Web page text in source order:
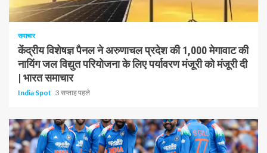
1 न्यूनतम पढ़ा
समाचार
केंद्रीय विशेषज्ञ पैनल ने अरुणाचल प्रदेश की 1,000 मेगावाट की
नायिंग जल विद्युत परियोजना के लिए पर्यावरण मंजूरी को मंजूरी दी
| भारत समाचार
India Spot 3 सप्ताह पहले